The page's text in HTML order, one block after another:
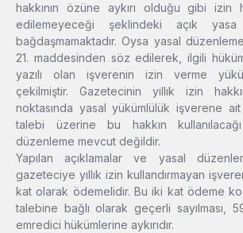
hakkının özüne aykırı olduğu gibi izin
edilemeyeceği şeklindeki açık
bağdaşmamaktadır. Oysa yasal
21. maddesinden söz edilerek, ilgili
yazılı olan işverenin izin verme
çekilmiştir. Gazetecinin yıllık izin
noktasında yasal yükümlülük işverene
talebi üzerine bu hakkın
düzenleme mevcut değildir.
Yapılan açıklamalar ve yasal
gazeteciye yıllık izin kullandırmayan
kat olarak ödemelidir. Bu iki kat ödeme
talebine bağlı olarak geçerli sayılması,
emredici hükümlerine aykırıdır.